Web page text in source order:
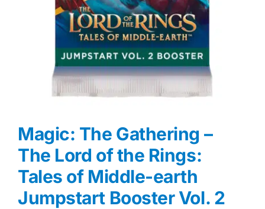
Magic: The Gathering –
The Lord of the Rings:
Tales of Middle-earth
Jumpstart Booster Vol. 2